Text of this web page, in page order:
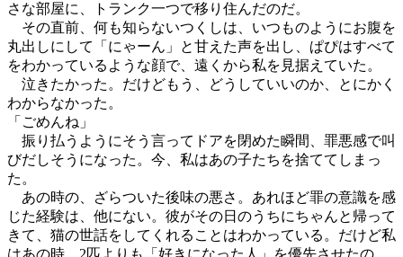
さな部屋に、トランク一つで移り住んだのだ。
その直前、何も知らないつくしは、いつものようにお腹を
丸出しにして「にゃーん」と甘えた声を出し、ぱぴはすべて
をわかっているような顔で、遠くから私を見据えていた。
泣きたかった。だけどもう、どうしていいのか、とにかく
わからなかった。
「ごめんね」
振り払うようにそう言ってドアを閉めた瞬間、罪悪感で叫
びだしそうになった。今、私はあの子たちを捨ててしまっ
た。
あの時の、ざらついた後味の悪さ。あれほど罪の意識を感
じた経験は、他にない。彼がその日のうちにちゃんと帰って
きて、猫の世話をしてくれることはわかっている。だけど私